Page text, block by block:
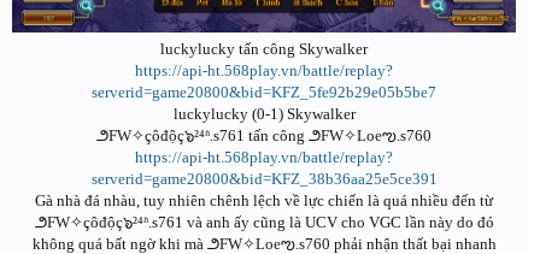
luckylucky tấn công Skywalker
https://api-ht.568play.vn/battle/replay?
serverid=game20800&bid=KFZ_5fe92b29e05b5be7
luckylucky (0-1) Skywalker
౨FW✧çôđộç๖²⁴ʱ.s761 tấn công ౨FW✧Loeఌ.s760
https://api-ht.568play.vn/battle/replay?
serverid=game20800&bid=KFZ_38b36aa25e5ce391
Gà nhà đá nhàu, tuy nhiên chênh lệch về lực chiến là quá nhiều đến từ
౨FW✧çôđộç๖²⁴ʱ.s761 và anh ấy cũng là UCV cho VGC lần này do đó
không quá bất ngờ khi mà ౨FW✧Loeఌ.s760 phải nhận thất bại nhanh